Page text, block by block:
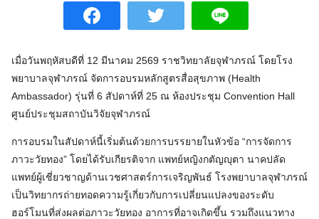
เมื่อวันพฤหัสบดีที่ 12 มีนาคม 2569 ราชวิทยาลัยจุฬาภรณ์ โดยโรง
พยาบาลจุฬาภรณ์ จัดการอบรมหลักสูตรสื่อสุขภาพ (Health
Ambassador) รุ่นที่ 6 สัปดาห์ที่ 25 ณ ห้องประชุม Convention Hall
ศูนย์ประชุมสถาบันวิจัยจุฬาภรณ์
การอบรมในสัปดาห์นี้เริ่มต้นด้วยการบรรยายในหัวข้อ “การจัดการ
ภาวะวัยทอง” โดยได้รับเกียรติจาก แพทย์หญิงกตัญญุตา นาคปลัด
แพทย์ผู้เชี่ยวชาญด้านเวชศาสตร์การเจริญพันธ์ โรงพยาบาลจุฬาภรณ์
เป็นวิทยากรถ่ายทอดความรู้เกี่ยวกับการเปลี่ยนแปลงของระดับ
ฮอร์โมนที่ส่งผลต่อภาวะวัยทอง อาการที่อาจเกิดขึ้น รวมถึงแนวทาง